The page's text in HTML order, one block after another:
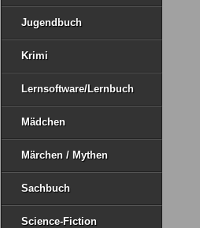
Jugendbuch
Krimi
Lernsoftware/Lernbuch
Mädchen
Märchen / Mythen
Sachbuch
Science-Fiction